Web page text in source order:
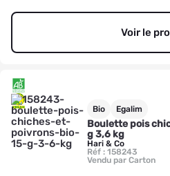
Voir le
Bio Egalim
Boulette pois
g 3,6 kg
Hari & Co
Réf : 158243
Vendu par Carton